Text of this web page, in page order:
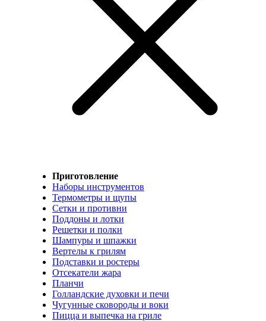
Приготовление
Наборы инструментов
Термометры и щупы
Сетки и противни
Поддоны и лотки
Решетки и полки
Шампуры и шпажки
Вертелы к грилям
Подставки и ростеры
Отсекатели жара
Планчи
Голландские духовки и печи
Чугунные сковороды и воки
Пицца и выпечка на гриле